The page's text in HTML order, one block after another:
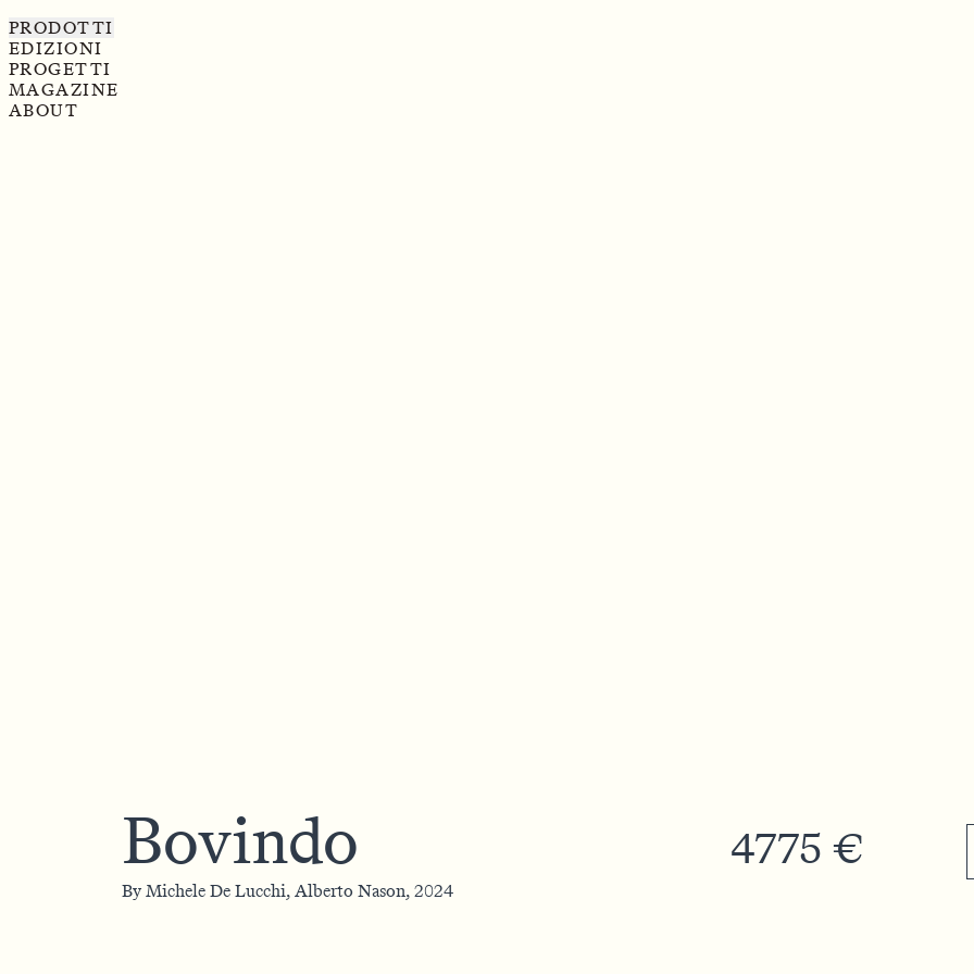
PRODOTTI
EDIZIONI
PROGETTI
MAGAZINE
ABOUT
Bovindo
By Michele De Lucchi, Alberto Nason, 2024
4775 €